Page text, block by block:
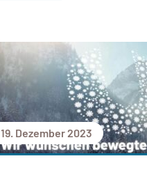
19. Dezember 2023